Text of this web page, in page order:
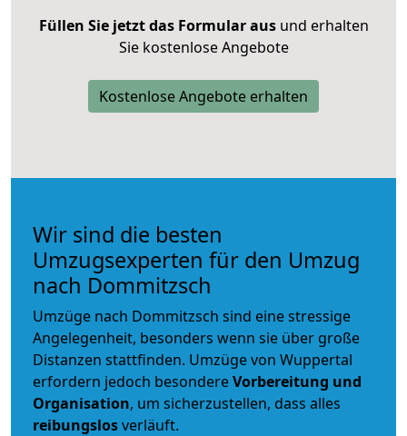
Füllen Sie jetzt das Formular ausund erhalten
Sie kostenlose Angebote
Kostenlose Angebote erhalten
Wir sind die besten
Umzugsexperten für den Umzug
nach Dommitzsch
Umzüge nach Dommitzsch sind eine stressige
Angelegenheit, besonders wenn sie über große
Distanzen stattfinden. Umzüge von Wuppertal
erfordern jedoch besondereVorbereitung und
Organisation, um sicherzustellen, dass alles
reibungslosverläuft.